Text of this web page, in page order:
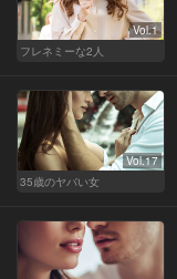
Vol.1
フレネミーな2人
Vol.17
35歳のヤバい女